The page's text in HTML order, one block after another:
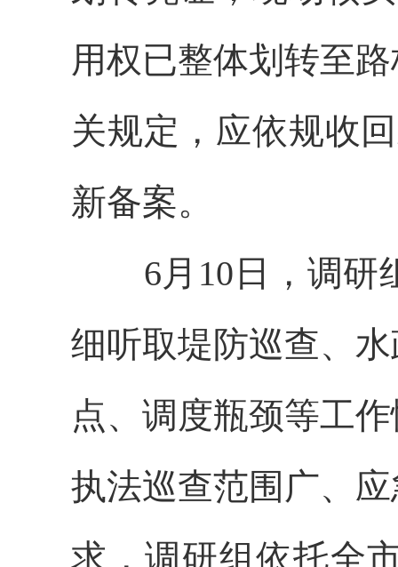
用权已整体划转至
关规定，应依规收
新备案。
6月10日，调研
细听取堤防巡查、
点、调度瓶颈等工
执法巡查范围广、
求，调研组依托全